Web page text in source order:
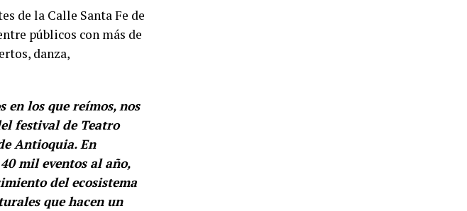
de la Calle Santa Fe de
públicos con más de
danza,
en los que reímos, nos
festival de Teatro
Antioquia. En
mil eventos al año,
del ecosistema
que hacen un